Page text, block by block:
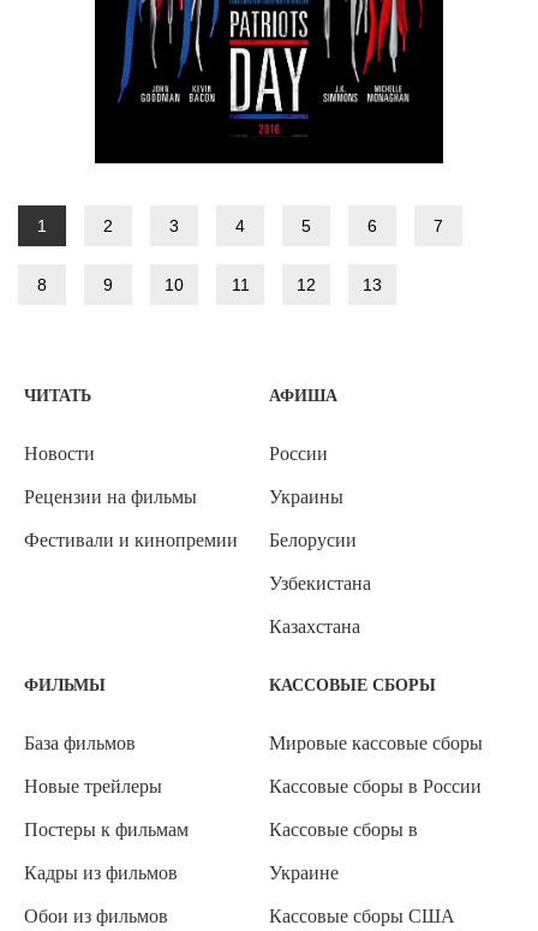
1 2 3 4 5 6 7
8 9 10 11 12 13
ЧИТАТЬ
Новости
Рецензии на фильмы
Фестивали и кинопремии
АФИША
России
Украины
Белорусии
Узбекистана
Казахстана
ФИЛЬМЫ
База фильмов
Новые трейлеры
Постеры к фильмам
Кадры из фильмов
Обои из фильмов
КАССОВЫЕ СБОРЫ
Мировые кассовые сборы
Кассовые сборы в России
Кассовые сборы в
Украине
Кассовые сборы США